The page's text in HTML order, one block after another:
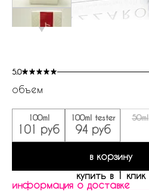
5.0
объем
100ml
101 руб
100ml tester
94 руб
50ml
в корзину
купить в 1 клик
информация о доставке